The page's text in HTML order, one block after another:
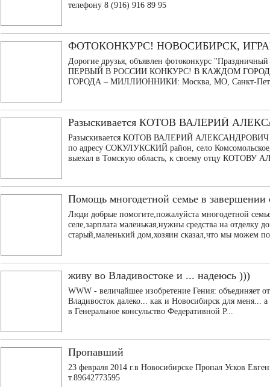
телефону 8 (916) 916 89 95
ФОТОКОНКУРС! НОВОСИБИРСК,
Дорогие друзья, объявлен фотоконкурс
ПЕРВЫЙ В РОССИИ КОНКУРС! В КАЖДОМ
ГОРОДА – МИЛЛИОННИКИ: Москва, МО, Санкт-
Разыскивается КОТОВ ВАЛЕРИЙ
Разыскивается КОТОВ ВАЛЕРИЙ АЛЕКСАНДРОВИЧ
по адресу СОКУЛУКСКИЙ район, село
выехал в Томскую область, к своему отцу КОТОВУ
Помощь многодетной семье в завершении
Люди добрые помогите,пожалуйста многодетной
селе,зарплата маленькая,нужны средства на
старый,маленький дом,хозяин сказал,что мы можем
живу во Владивостоке и ... надеюсь )))
WWW - величайшее изобретение Гения: объединяет
Владивосток далеко... как и Новосибирск для меня...
в Генеральное консульство Федеративной Р...
Пропавший
23 февраля 2014 г.в Новосибирске Пропал Усков
т.89642773595